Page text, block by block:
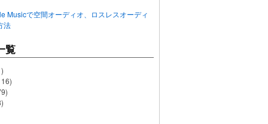
Musicで空間オーディオ、ロスレスオーディ
法
覧